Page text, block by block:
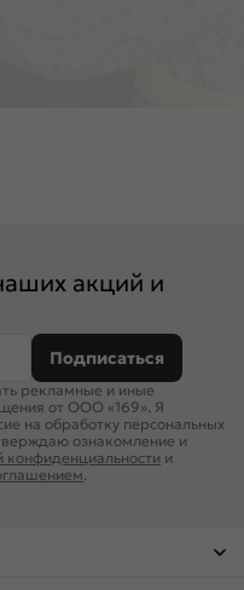
акций и
Подписаться
рекламные и иные
от ООО «169». Я
на обработку персональных
ознакомление и
конфиденциальности и
.